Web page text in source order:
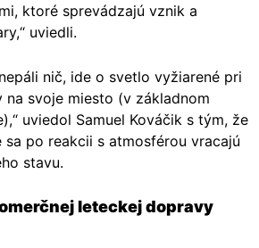
ktoré sprevádzajú vznik a
uviedli.
nič, ide o svetlo vyžiarené pri
na svoje miesto (v základnom
uviedol Samuel Kováčik s tým, že
po reakcii s atmosférou vracajú
stavu.
leteckej dopravy